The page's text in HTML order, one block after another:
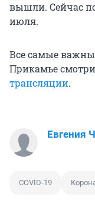
вышли. Сейчас
июля.
Все самые
Прикамье
трансляции.
Евгения
COVID-19